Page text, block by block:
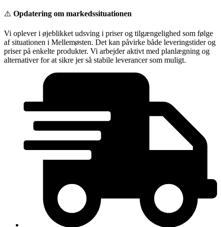
Videre
indhold
⚠️ Opdatering om markedssituationen
Vi oplever i øjeblikket udsving i priser og tilgængelighed som følge
af situationen i Mellemøsten. Det kan påvirke både leveringstider og
priser på enkelte produkter. Vi arbejder aktivt med planlægning og
alternativer for at sikre jer så stabile leverancer som muligt.